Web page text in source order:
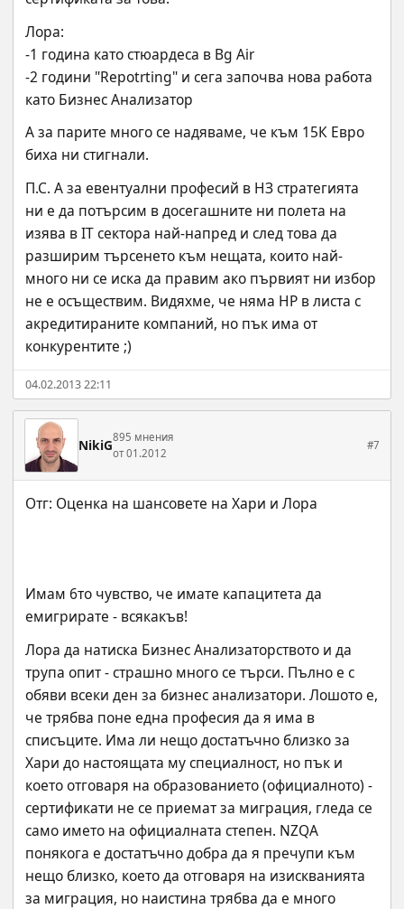
Лора:
-1 година като стюардеса в Bg Air
-2 години "Repotrting" и сега започва нова работа
като Бизнес Анализатор
А за парите много се надяваме, че към 15К Евро
биха ни стигнали.
П.С. А за евентуални професий в НЗ стратегията
ни е да потърсим в досегашните ни полета на
изява в IT сектора най-напред и след това да
разширим търсенето към нещата, които най-
много ни се иска да правим ако първият ни избор
не е осъществим. Видяхме, че няма HP в листа с
акредитираните компаний, но пък има от
конкурентите ;)
04.02.2013 22:11
NikiG895 мнения
от 01.2012
#7
Имам 6то чувство, че имате капацитета да
емигрирате - всякакъв!
Лора да натиска Бизнес Анализаторството и да
трупа опит - страшно много се търси. Пълно е с
обяви всеки ден за бизнес анализатори. Лошото е,
че трябва поне една професия да я има в
списъците. Има ли нещо достатъчно близко за
Хари до настоящата му специалност, но пък и
което отговаря на образованието (официалното) -
сертификати не се приемат за миграция, гледа се
само името на официалната степен. NZQA
понякога е достатъчно добра да я пречупи към
нещо близко, което да отговаря на изискванията
за миграция, но наистина трябва да е много